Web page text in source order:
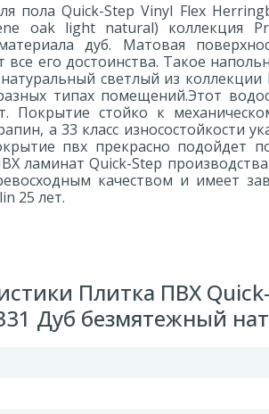
пола Quick-Step Vinyl Flex
oak light natural) коллекция
дуб. Матовая
его достоинства. Такое
светлый из
типах помещений.Этот
Покрытие стойко к
а 33 класс износостойкости
пвх прекрасно подойдет
ламинат Quick-Step
качеством и имеет
25 лет.
Плитка ПВХ
Дуб безмятежный